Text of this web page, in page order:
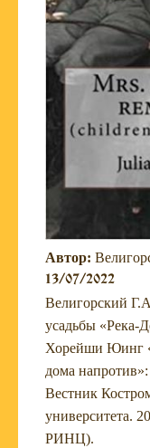
Автор:
13/07/2022
Велигорский
усадьбы «Река-
Хорейши Юинг
дома
Вестник
университета.
РИНЦ).